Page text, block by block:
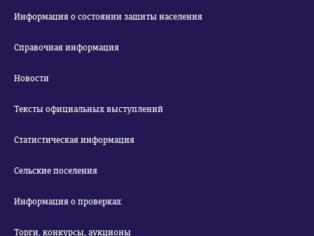
Информация о состоянии защиты населения
Справочная информация
Новости
Тексты официальных выступлений
Статистическая информация
Сельские поселения
Информация о проверках
Торги, конкурсы, аукционы